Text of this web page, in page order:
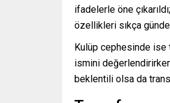
ifadelerle öne
özellikleri sıkça
Kulüp cephesinde ise
ismini
beklentili olsa da